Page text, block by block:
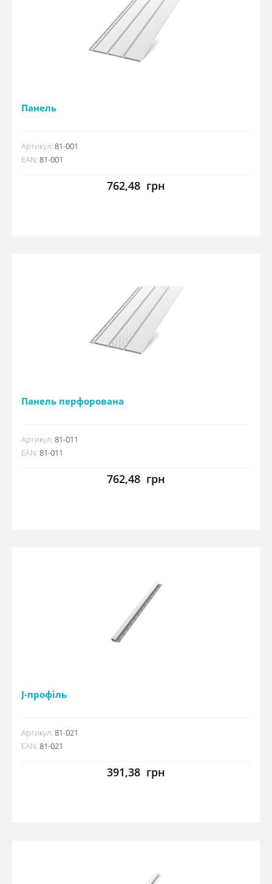
Панель
Артикул: 81-001
EAN: 81-001
762,48 грн
Панель перфорована
Артикул: 81-011
EAN: 81-011
762,48 грн
J-профіль
Артикул: 81-021
EAN: 81-021
391,38 грн